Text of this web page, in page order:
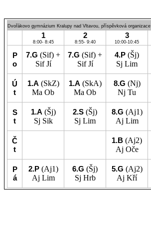
Dvořákovo gymnázium Kralupy nad Vltavou, příspěvková organizace
1
8:00- 8:45
2
8:55- 9:40
3
10:00-10:45
P
o
7.G (Sif) +
SifJí
7.G (Sif) +
SifJí
4.P (Šj)
Sj Lim
Ú
t
1.A (SkZ)
Ma Ob
1.A (SkA)
Ma Ob
8.G (Nj)
Nj Tu
S
t
1.A (Šj)
Sj Sik
2.S (Šj)
Sj Lim
8.G (Aj1)
Aj Lim
Č
t
1.B (Aj2)
Aj Oče
P
á
2.P (Aj1)
Aj Lim
6.G (Šj)
Sj Hrb
5.G (Aj2)
Aj Kří